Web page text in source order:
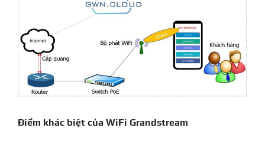
Điểm khác biệt của WiFi Grandstream